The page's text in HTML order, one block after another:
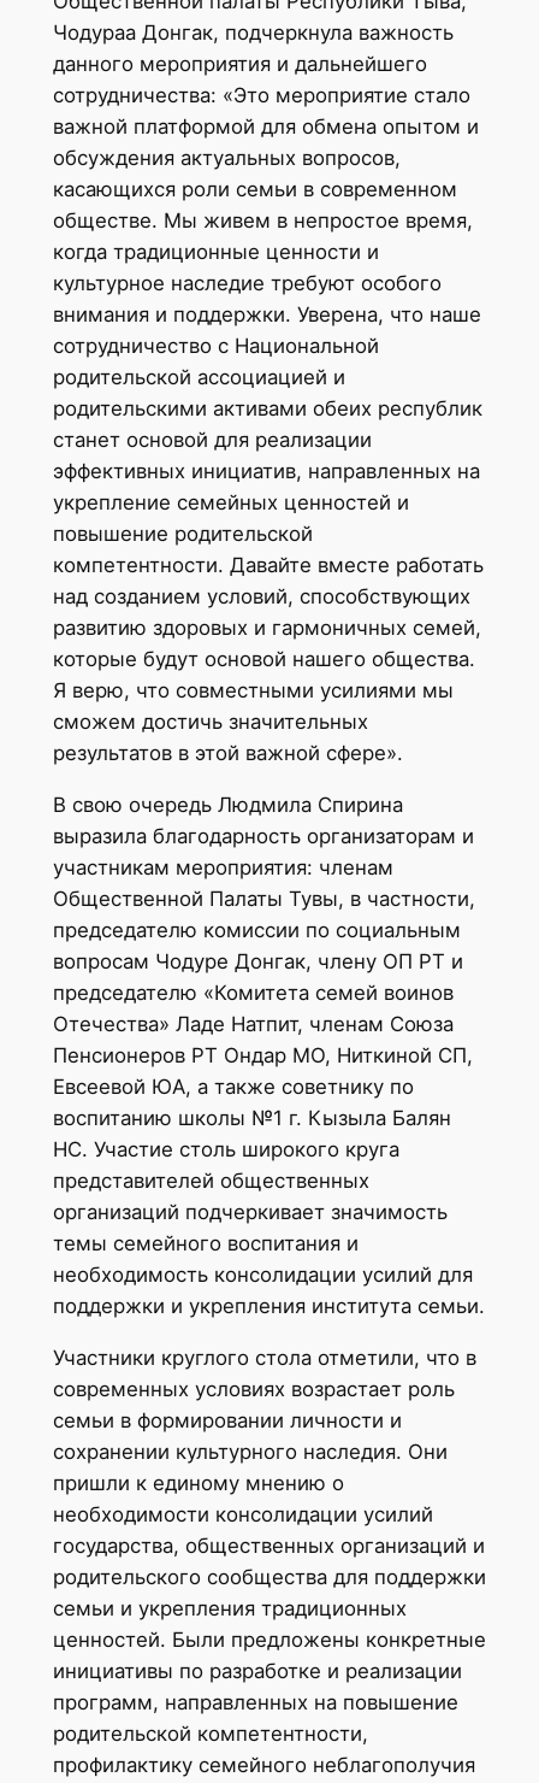
Чодураа Донгак, подчеркнула важность
данного мероприятия и дальнейшего
сотрудничества: «Это мероприятие стало
важной платформой для обмена опытом и
обсуждения актуальных вопросов,
касающихся роли семьи в современном
обществе. Мы живем в непростое время,
когда традиционные ценности и
культурное наследие требуют особого
внимания и поддержки. Уверена, что наше
сотрудничество с Национальной
родительской ассоциацией и
родительскими активами обеих республик
станет основой для реализации
эффективных инициатив, направленных на
укрепление семейных ценностей и
повышение родительской
компетентности. Давайте вместе работать
над созданием условий, способствующих
развитию здоровых и гармоничных семей,
которые будут основой нашего общества.
Я верю, что совместными усилиями мы
сможем достичь значительных
результатов в этой важной сфере».
В свою очередь Людмила Спирина
выразила благодарность организаторам и
участникам мероприятия: членам
Общественной Палаты Тувы, в частности,
председателю комиссии по социальным
вопросам Чодуре Донгак, члену ОП РТ и
председателю «Комитета семей воинов
Отечества» Ладе Натпит, членам Союза
Пенсионеров РТ Ондар МО, Ниткиной СП,
Евсеевой ЮА, а также советнику по
воспитанию школы №1 г. Кызыла Балян
НС. Участие столь широкого круга
представителей общественных
организаций подчеркивает значимость
темы семейного воспитания и
необходимость консолидации усилий для
поддержки и укрепления института семьи.
Участники круглого стола отметили, что в
современных условиях возрастает роль
семьи в формировании личности и
сохранении культурного наследия. Они
пришли к единому мнению о
необходимости консолидации усилий
государства, общественных организаций и
родительского сообщества для поддержки
семьи и укрепления традиционных
ценностей. Были предложены конкретные
инициативы по разработке и реализации
программ, направленных на повышение
родительской компетентности,
профилактику семейного неблагополучия